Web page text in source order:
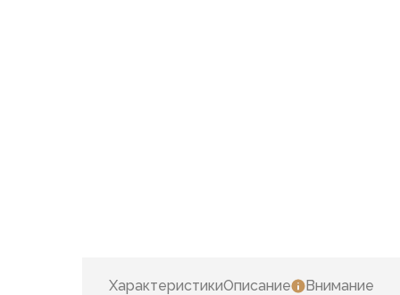
ХарактеристикиОписание Внимание